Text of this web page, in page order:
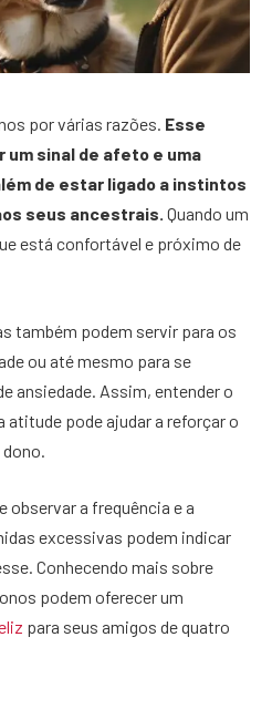
por várias razões. Esse
sinal de afeto e uma
de estar ligado a instintos
seus ancestrais. Quando um
está confortável e próximo de
também podem servir para os
ou até mesmo para se
ansiedade. Assim, entender o
atitude pode ajudar a reforçar o
a frequência e a
excessivas podem indicar
Conhecendo mais sobre
podem oferecer um
para seus amigos de quatro